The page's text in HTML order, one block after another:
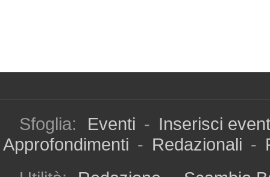
Sfoglia: Eventi - Inserisci
Approfondimenti - Redazionali -